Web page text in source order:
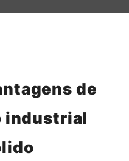
de
industrial